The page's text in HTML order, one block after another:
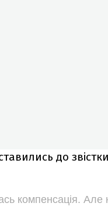
до
компенсація.